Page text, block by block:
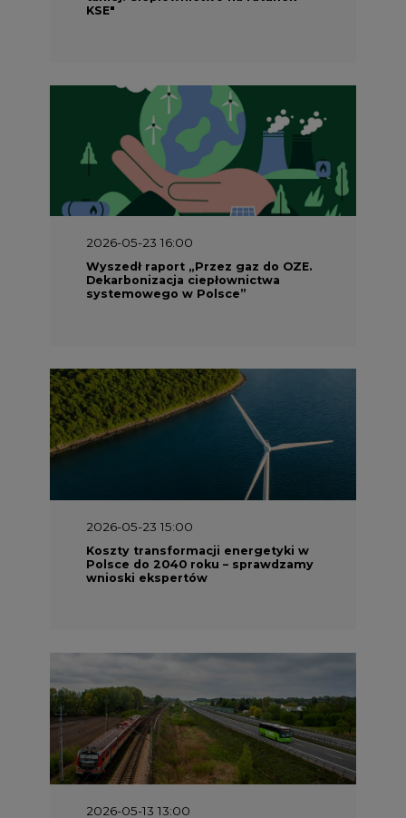
KSE"
2026-05-23 16:00
Wyszedł raport „Przez gaz do OZE.
Dekarbonizacja ciepłownictwa
systemowego w Polsce”
2026-05-23 15:00
Koszty transformacji energetyki w
Polsce do 2040 roku – sprawdzamy
wnioski ekspertów
2026-05-13 13:00